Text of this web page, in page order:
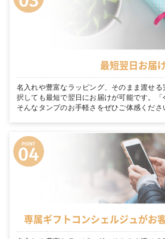
最短翌日お届
名入れや豊富なラッピング、そのまま渡せる
択しても最短で翌日にお届けが可能です。「
そんなタンプのお手軽さをぜひご体感くださ
専属ギフトコンシェルジュがお